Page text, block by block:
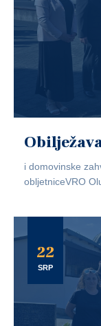
i domovinske
obljetniceVRO
22
SRP